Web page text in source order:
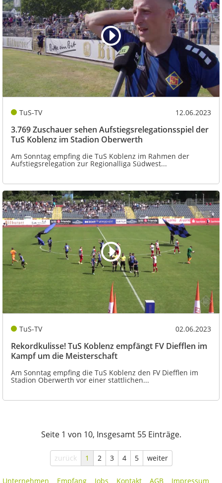
TuS-TV 12.06.2023
3.769 Zuschauer sehen Aufstiegsrelegationsspiel der
TuS Koblenz im Stadion Oberwerth
Am Sonntag empfing die TuS Koblenz im Rahmen der
Aufstiegsrelegation zur Regionalliga Südwest...
TuS-TV 02.06.2023
Rekordkulisse! TuS Koblenz empfängt FV Diefflen im
Kampf um die Meisterschaft
Am Sonntag empfing die TuS Koblenz den FV Diefflen im
Stadion Oberwerth vor einer stattlichen...
Seite 1 von 10, Insgesamt 55 Einträge.
zurück 1 2 3 4 5 weiter
Unternehmen Empfang Jobs Kontakt AGB Impressum